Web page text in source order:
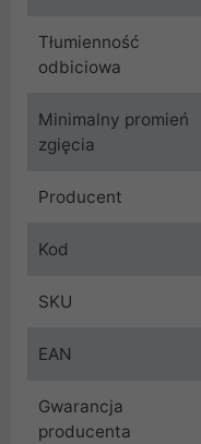
Tłumienność
odbiciowa
Minimalny promień
zgięcia
Producent
Kod
SKU
EAN
Gwarancja
producenta